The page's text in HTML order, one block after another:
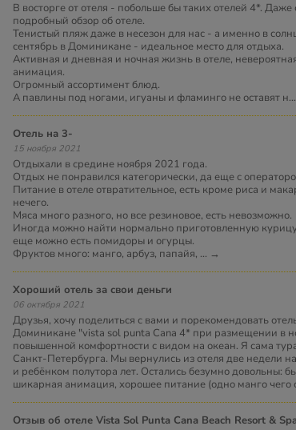
В восторге от отеля - побольше бы таких отелей 4*. Даже
подробный обзор об отеле.
Тенистый пляж даже в несезон для нас - а именно в
сентябрь в Доминикане - идеальное место для отдыха.
Активная и дневная и ночная жизнь в отеле,
анимация.
Огромный ассортимент блюд.
А павлины под ногами, игуаны и фламинго не оставят н...
Отель на 3-
15 ноября 2021
Отдыхали в средине ноября 2021 года.
Отдых не понравился категорически, да еще с
Питание в отеле отвратительное, есть кроме риса и
нечего.
Мяса много разного, но все резиновое, есть невозможно.
Иногда можно найти нормально приготовленную
еще можно есть помидоры и огурцы.
Фруктов много: манго, арбуз, папайя, ... →
Хороший отель за свои деньги
06 октября 2021
Друзья, хочу поделиться с вами и порекомендовать
Доминикане "vista sol punta Cana 4* при размещении в
повышенной комфортности с видом на океан. Я сама
Санкт-Петербурга. Мы вернулись из отеля две недели
и ребёнком полутора лет. Остались безумно довольны:
шикарная анимация, хорошее питание (одно манго чего
Отзыв об отеле Vista Sol Punta Cana Beach Resort &